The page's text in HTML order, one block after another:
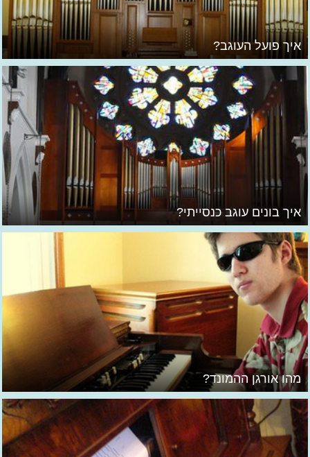
איך פועל העוגב?
איך בונים עוגב כנסייתי?
מהו אורגן ההמונד?